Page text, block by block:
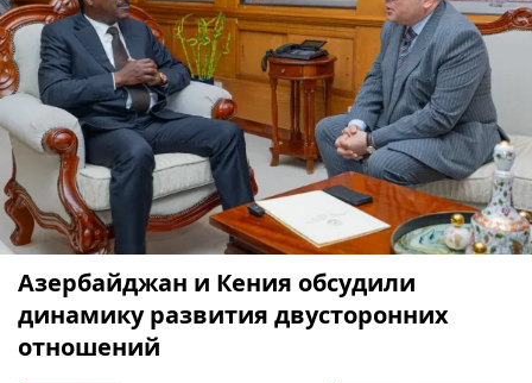
Азербайджан и Кения обсудили
динамику развития двусторонних
отношений